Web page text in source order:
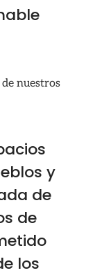
nuestros
y
de
de
los